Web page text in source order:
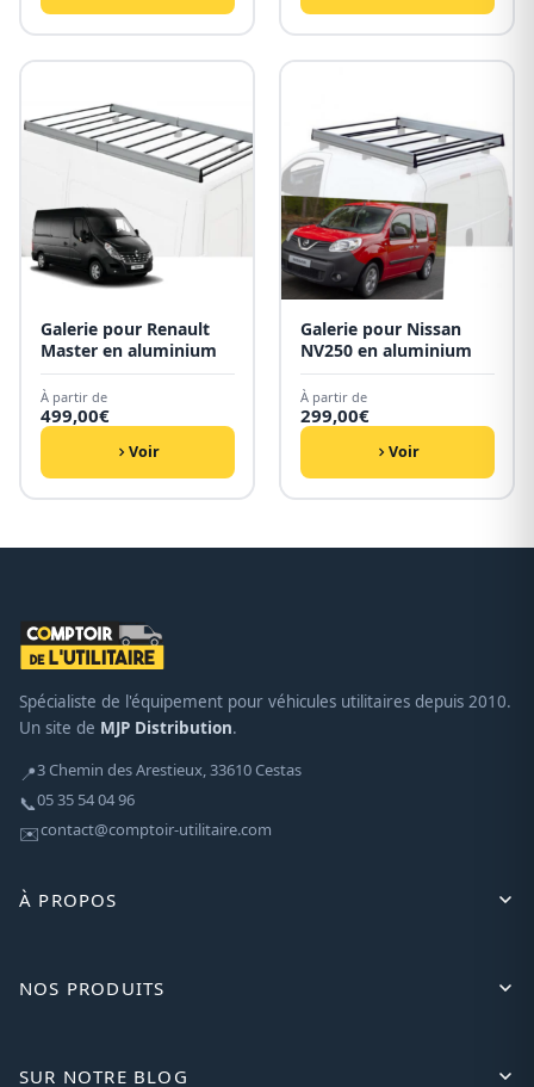
Galerie pour Renault
Master en aluminium
À partir de
499,00€
Voir
Galerie pour Nissan
NV250 en aluminium
À partir de
299,00€
Voir
Spécialiste de l'équipement pour véhicules utilitaires depuis 2010.
Un site de MJP Distribution.
📍3 Chemin des Arestieux, 33610 Cestas
📞05 35 54 04 96
✉️contact@comptoir-utilitaire.com
À PROPOS
NOS PRODUITS
SUR NOTRE BLOG